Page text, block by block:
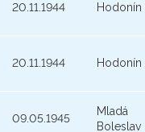
20.11.1944 Hodonín
20.11.1944 Hodonín
09.05.1945
Mladá
Boleslav